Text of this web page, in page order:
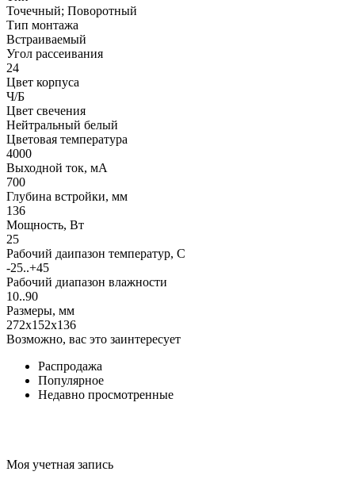
Точечный; Поворотный
Тип монтажа
Встраиваемый
Угол рассеивания
24
Цвет корпуса
Ч/Б
Цвет свечения
Нейтральный белый
Цветовая температура
4000
Выходной ток, мА
700
Глубина встройки, мм
136
Мощность, Вт
25
Рабочий даипазон температур, С
-25..+45
Рабочий диапазон влажности
10..90
Размеры, мм
272x152x136
Возможно, вас это заинтересует
Распродажа
Популярное
Недавно просмотренные
Моя учетная запись